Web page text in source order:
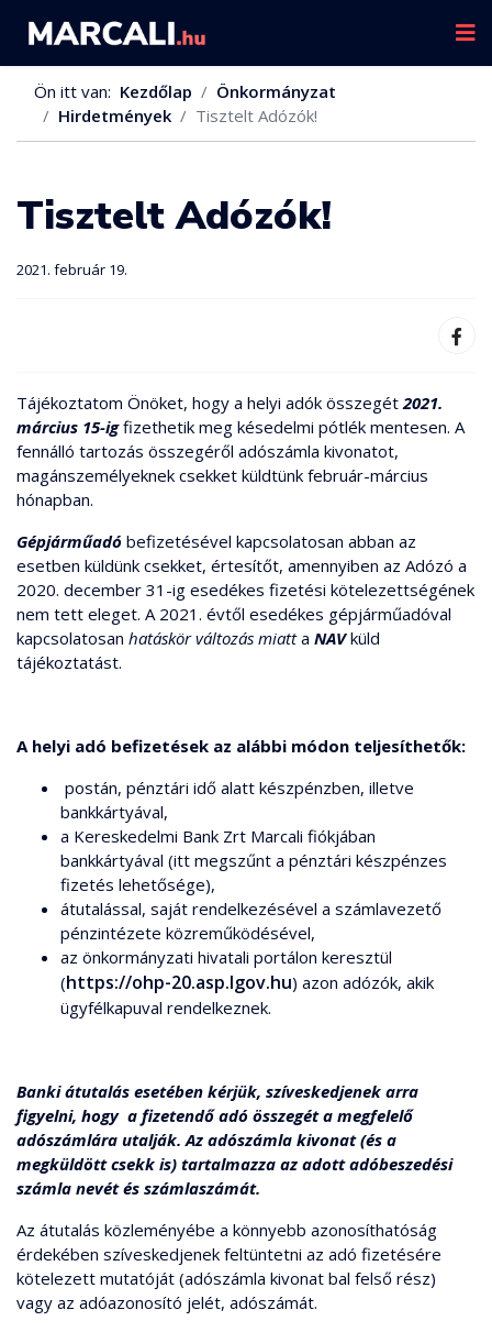
Ön itt van: Kezdőlap
Önkormányzat
Hirdetmények
Tisztelt Adózók!
Tisztelt Adózók!
2021. február 19.
Tájékoztatom Önöket, hogy a helyi adók összegét2021.
március 15-igfizethetik meg késedelmi pótlék mentesen. A
fennálló tartozás összegéről adószámla kivonatot,
magánszemélyeknek csekket küldtünk február-március
hónapban.
Gépjárműadó befizetésével kapcsolatosan abban az
esetben küldünk csekket, értesítőt, amennyiben az Adózó a
2020. december 31-ig esedékes fizetési kötelezettségének
nem tett eleget. A 2021. évtől esedékes gépjárműadóval
kapcsolatosan hatáskör változás miatta NAVküld
tájékoztatást.
A helyi adó befizetések az alábbi módon teljesíthetők:
postán, pénztári idő alatt készpénzben, illetve
bankkártyával,
a Kereskedelmi Bank Zrt Marcali fiókjában
bankkártyával (itt megszűnt a pénztári készpénzes
fizetés lehetősége),
átutalással, saját rendelkezésével a számlavezető
pénzintézete közreműködésével,
az önkormányzati hivatali portálon keresztül
(https://ohp-20.asp.lgov.hu) azon adózók, akik
ügyfélkapuval rendelkeznek.
Banki átutalás esetében kérjük, szíveskedjenek arra
figyelni, hogy a fizetendő adó összegét a megfelelő
adószámlára utalják.Az adószámla kivonat (és a
megküldött csekk is) tartalmazza az adott adóbeszedési
számla nevét és számlaszámát.
Az átutalás közleményébe a könnyebb azonosíthatóság
érdekében szíveskedjenek feltüntetni az adó fizetésére
kötelezett mutatóját (adószámla kivonat bal felső rész)
vagy az adóazonosító jelét, adószámát.